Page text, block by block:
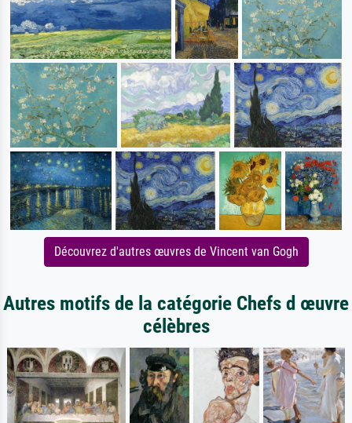
Découvrez d'autres œuvres de Vincent van Gogh
Autres motifs de la catégorie Chefs d œuvre
célèbres